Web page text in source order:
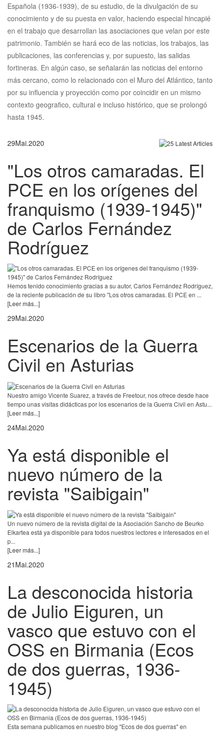
Española (1936-1939), de su estudio, de la divulgación de su
conocimiento y de su puesta en valor, haciendo especial hincapié
en el trabajo que desarrollan las asociaciones que velan por este
patrimonio. También se hará eco de las noticias, los trabajos, las
publicaciones, las conferencias y, por supuesto, las salidas
fortineras. En algún caso, se señalarán las noticias del entorno
más cercano, como lo relacionado con el Muro del Atlántico, tanto
por su influencia y proyección como por coincidir en un mismo
contexto geografico, cultural e incluso histórico, que se prolongó
hasta 1945.
29Mai.2020
"Los otros camaradas. El
PCE en los orígenes del
franquismo (1939-1945)"
de Carlos Fernández
Rodríguez
Hemos tenido conocimiento gracias a su autor, Carlos Fernández Rodríguez,
de la reciente publicación de su libro "Los otros camaradas. El PCE en ...
[Leer más...]
29Mai.2020
Escenarios de la Guerra
Civil en Asturias
Nuestro amigo Vicente Suarez, a través de Freetour, nos ofrece desde hace
tiempo unas visitas didácticas por los escenarios de la Guerra Civil en Astu...
[Leer más...]
24Mai.2020
Ya está disponible el
nuevo número de la
revista "Saibigain"
Un nuevo número de la revista digital de la Asociación Sancho de Beurko
Elkartea está ya disponible para todos nuestros lectores e interesados en el
p...
[Leer más...]
21 Mai.2020
La desconocida historia
de Julio Eiguren, un
vasco que estuvo con el
OSS en Birmania (Ecos
de dos guerras, 1936-
1945)
Esta semana publicamos en nuestro blog "Ecos de dos guerras" en